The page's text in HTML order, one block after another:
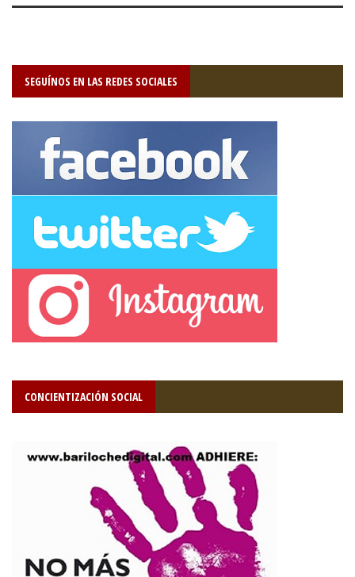
SEGUÍNOS EN LAS REDES SOCIALES
CONCIENTIZACIÓN SOCIAL